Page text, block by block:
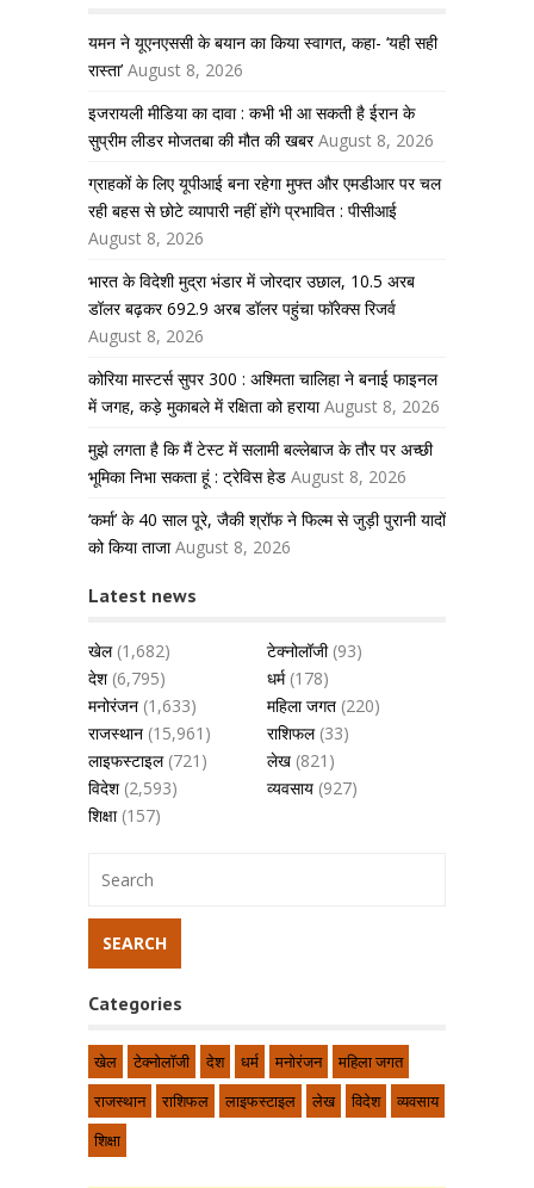
यमन ने यूएनएससी के बयान का किया स्वागत, कहा- ‘यही सही
रास्ता’ August 8, 2026
इजरायली मीडिया का दावा : कभी भी आ सकती है ईरान के
सुप्रीम लीडर मोजतबा की मौत की खबर August 8, 2026
ग्राहकों के लिए यूपीआई बना रहेगा मुफ्त और एमडीआर पर चल
रही बहस से छोटे व्यापारी नहीं होंगे प्रभावित : पीसीआई
August 8, 2026
भारत के विदेशी मुद्रा भंडार में जोरदार उछाल, 10.5 अरब
डॉलर बढ़कर 692.9 अरब डॉलर पहुंचा फॉरेक्स रिजर्व
August 8, 2026
कोरिया मास्टर्स सुपर 300 : अश्मिता चालिहा ने बनाई फाइनल
में जगह, कड़े मुकाबले में रक्षिता को हराया August 8, 2026
मुझे लगता है कि मैं टेस्ट में सलामी बल्लेबाज के तौर पर अच्छी
भूमिका निभा सकता हूं : ट्रेविस हेड August 8, 2026
‘कर्मा’ के 40 साल पूरे, जैकी श्रॉफ ने फिल्म से जुड़ी पुरानी यादों
को किया ताजा August 8, 2026
Latest news
खेल(1,682) टेक्नोलॉजी(93)
देश(6,795) धर्म(178)
मनोरंजन (1,633) महिला जगत (220)
राजस्थान (15,961) राशिफल(33)
लाइफस्टाइल(721) लेख (821)
विदेश(2,593) व्यवसाय (927)
शिक्षा(157)
Categories
खेल टेक्नोलॉजी देश धर्म मनोरंजन
महिला जगत
राजस्थान
राशिफल लाइफस्टाइल लेख विदेश
व्यवसाय
शिक्षा